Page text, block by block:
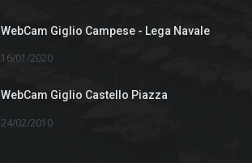
WebCam Giglio Campese - Lega Navale
16/01/2020
WebCam Giglio Castello Piazza
24/02/2010